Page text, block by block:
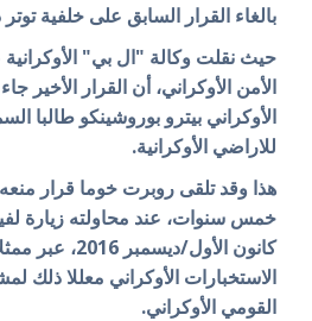
بالغاء القرار السابق على خلفية
حيث نقلت وكالة "ال بي"
الأمن الأوكراني، أن القرار الأخير
الأوكراني بيترو بوروشينكو طالبا
للاراضي الأوكرانية.
هذا وقد تلقى روبرت خوما قرار
خمس سنوات، عند محاولته
كانون الأول/ديسمبر 2016، عبر
الاستخبارات الأوكراني معللا ذلك
القومي الأوكراني.